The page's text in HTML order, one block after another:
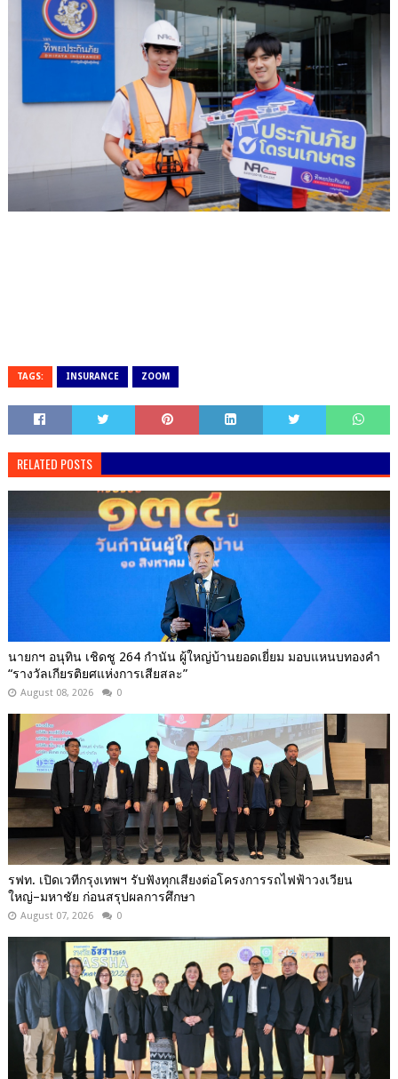
TAGS: INSURANCE ZOOM
RELATED POSTS
นายกฯ อนุทิน เชิดชู 264 กำนัน ผู้ใหญ่บ้านยอดเยี่ยม มอบแหนบทองคำ
“รางวัลเกียรติยศแห่งการเสียสละ”
August 08, 2026 0
รฟท. เปิดเวทีกรุงเทพฯ รับฟังทุกเสียงต่อโครงการรถไฟฟ้าวงเวียน
ใหญ่–มหาชัย ก่อนสรุปผลการศึกษา
August 07, 2026 0